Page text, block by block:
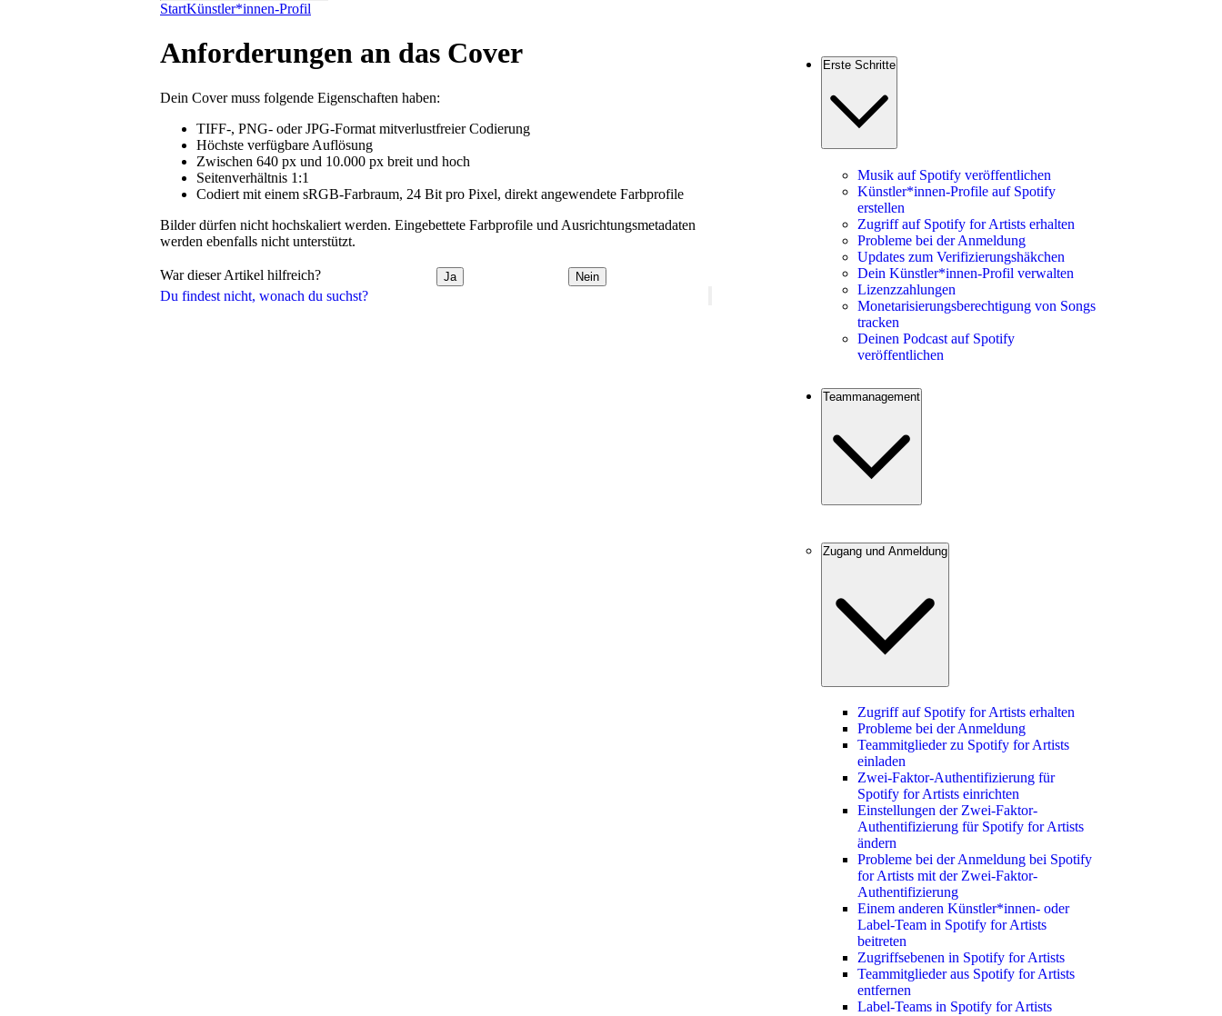
StartKünstler*innen-Profil
Du findest nicht, wonach du suchst?
Anforderungen an das Cover
Dein Cover muss folgende Eigenschaften haben:
TIFF-, PNG- oder JPG-Format mitverlustfreier Codierung
Höchste verfügbare Auflösung
Zwischen 640 px und 10.000 px breit und hoch
Seitenverhältnis 1:1
Codiert mit einem sRGB-Farbraum, 24 Bit pro Pixel, direkt angewendete Farbprofile
Bilder dürfen nicht hochskaliert werden. Eingebettete Farbprofile und Ausrichtungsmetadaten
werden ebenfalls nicht unterstützt.
War dieser Artikel hilfreich? Ja Nein
Erste Schritte
Musik auf Spotify veröffentlichen
Künstler*innen-Profile auf Spotify
erstellen
Zugriff auf Spotify for Artists erhalten
Probleme bei der Anmeldung
Updates zum Verifizierungshäkchen
Dein Künstler*innen-Profil verwalten
Lizenzzahlungen
Monetarisierungsberechtigung von Songs
tracken
Deinen Podcast auf Spotify
veröffentlichen
Teammanagement
Zugang und Anmeldung
Zugriff auf Spotify for Artists erhalten
Probleme bei der Anmeldung
Teammitglieder zu Spotify for Artists
einladen
Zwei-Faktor-Authentifizierung für
Spotify for Artists einrichten
Einstellungen der Zwei-Faktor-
Authentifizierung für Spotify for Artists
ändern
Probleme bei der Anmeldung bei Spotify
for Artists mit der Zwei-Faktor-
Authentifizierung
Einem anderen Künstler*innen- oder
Label-Team in Spotify for Artists
beitreten
Zugriffsebenen in Spotify for Artists
Teammitglieder aus Spotify for Artists
entfernen
Label-Teams in Spotify for Artists